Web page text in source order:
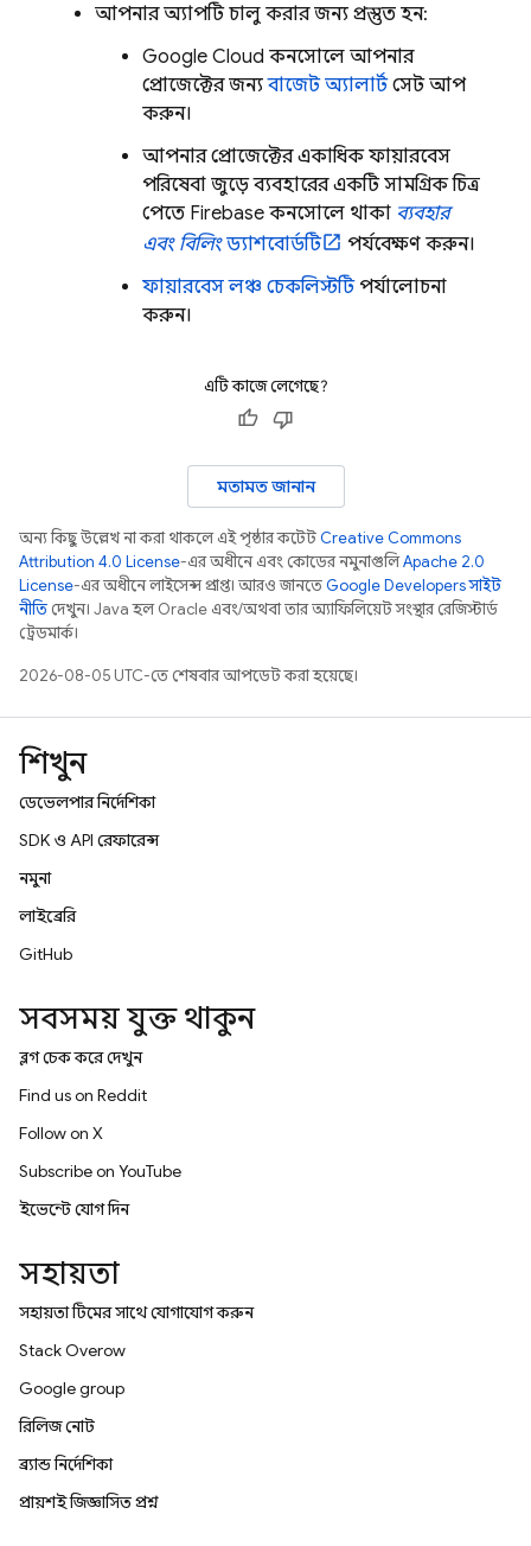
আপনার অ্যাপটি চালু করার জন্য প্রস্তুত হন:
Google Cloud কনসোলে আপনার
প্রোজেক্টের জন্যবাজেট অ্যালার্টসেট আপ
করুন।
আপনার প্রোজেক্টের একাধিক ফায়ারবেস
পরিষেবা জুড়ে ব্যবহারের একটি সামগ্রিক চিত্র
পেতে Firebase কনসোলে থাকা ব্যবহার
এবং বিলিংড্যাশবোর্ডটি
পর্যবেক্ষণ করুন।
ফায়ারবেস লঞ্চ চেকলিস্টটিপর্যালোচনা
করুন।
এটি কাজে লেগেছে?
মতামত জানান
অন্য কিছু উল্লেখ না করা থাকলে, এই পৃষ্ঠার কন্টেন্টCreative Commons
Attribution 4.0 License-এর অধীনে এবং কোডের নমুনাগুলিApache 2.0
License-এর অধীনে লাইসেন্স প্রাপ্ত। আরও জানতে,Google Developers সাইট
নীতি দেখুন। Java হল Oracle এবং/অথবা তার অ্যাফিলিয়েট সংস্থার রেজিস্টার্ড
ট্রেডমার্ক।
2026-08-05 UTC-তে শেষবার আপডেট করা হয়েছে।
শিখুন
ডেভেলপার নির্দেশিকা
SDK ও API রেফারেন্স
নমুনা
লাইব্রেরি
GitHub
সবসময় যুক্ত থাকুন
ব্লগ চেক করে দেখুন
Find us on Reddit
Follow on X
Subscribe on YouTube
ইভেন্টে যোগ দিন
সহায়তা
সহায়তা টিমের সাথে যোগাযোগ করুন
Stack Overflow
Google group
রিলিজ নোট
ব্র্যান্ড নির্দেশিকা
প্রায়শই জিজ্ঞাসিত প্রশ্ন